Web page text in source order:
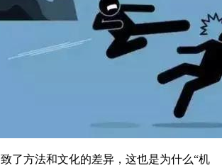
方法和文化的差异，这也是为什么“机